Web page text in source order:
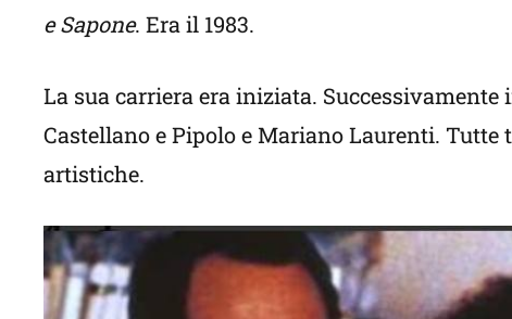
e Sapone. Era il 1983.
La sua carriera era iniziata.
Castellano e Pipolo e Mariano Laurenti.
artistiche.